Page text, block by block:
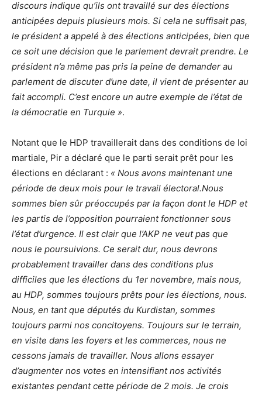
discours indique qu’ils ont travaillé sur des élections
anticipées depuis plusieurs mois. Si cela ne suffisait pas,
le président a appelé à des élections anticipées, bien que
ce soit une décision que le parlement devrait prendre. Le
président n’a même pas pris la peine de demander au
parlement de discuter d’une date, il vient de présenter au
fait accompli. C’est encore un autre exemple de l’état de
la démocratie en Turquie ».
Notant que le HDP travaillerait dans des conditions de loi
martiale, Pir a déclaré que le parti serait prêt pour les
élections en déclarant : « Nous avons maintenant une
période de deux mois pour le travail électoral.Nous
sommes bien sûr préoccupés par la façon dont le HDP et
les partis de l’opposition pourraient fonctionner sous
l’état d’urgence. Il est clair que l’AKP ne veut pas que
nous le poursuivions. Ce serait dur, nous devrons
probablement travailler dans des conditions plus
difficiles que les élections du 1er novembre, mais nous,
au HDP, sommes toujours prêts pour les élections, nous.
Nous, en tant que députés du Kurdistan, sommes
toujours parmi nos concitoyens. Toujours sur le terrain,
en visite dans les foyers et les commerces, nous ne
cessons jamais de travailler. Nous allons essayer
d’augmenter nos votes en intensifiant nos activités
existantes pendant cette période de 2 mois. Je crois